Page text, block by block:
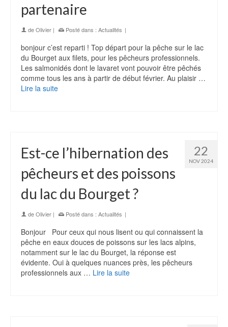
partenaire
deOlivier | Posté dans : Actualités |
bonjour c’est reparti ! Top départ pour la pêche sur le lac
du Bourget aux filets, pour les pêcheurs professionnels.
Les salmonidés dont le lavaret vont pouvoir être pêchés
comme tous les ans à partir de début février. Au plaisir …
Lire la suite
22
NOV 2024
Est-ce l’hibernation des
pêcheurs et des poissons
du lac du Bourget ?
deOlivier | Posté dans : Actualités |
Bonjour Pour ceux qui nous lisent ou qui connaissent la
pêche en eaux douces de poissons sur les lacs alpins,
notamment sur le lac du Bourget, la réponse est
évidente. Oui à quelques nuances près, les pêcheurs
professionnels aux … Lire la suite